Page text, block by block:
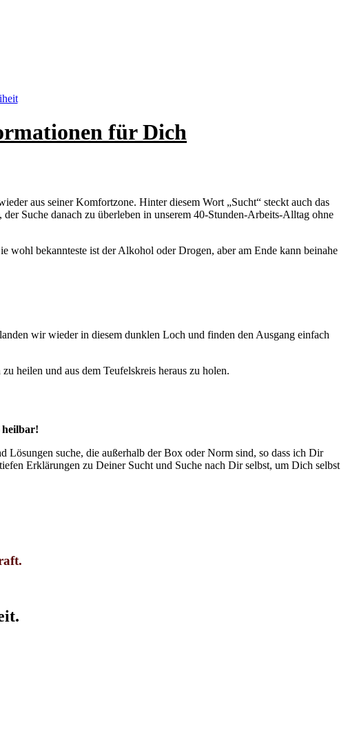
für Dich
aus seiner Komfortzone. Hinter diesem Wort „Sucht“ steckt auch das
Suche danach zu überleben in unserem 40-Stunden-Arbeits-Alltag ohne
wohl bekannteste ist der Alkohol oder Drogen, aber am Ende kann beinahe
wir wieder in diesem dunklen Loch und finden den Ausgang einfach
heilen und aus dem Teufelskreis heraus zu holen.
heilbar!
Lösungen suche, die außerhalb der Box oder Norm sind, so dass ich Dir
Erklärungen zu Deiner Sucht und Suche nach Dir selbst, um Dich selbst